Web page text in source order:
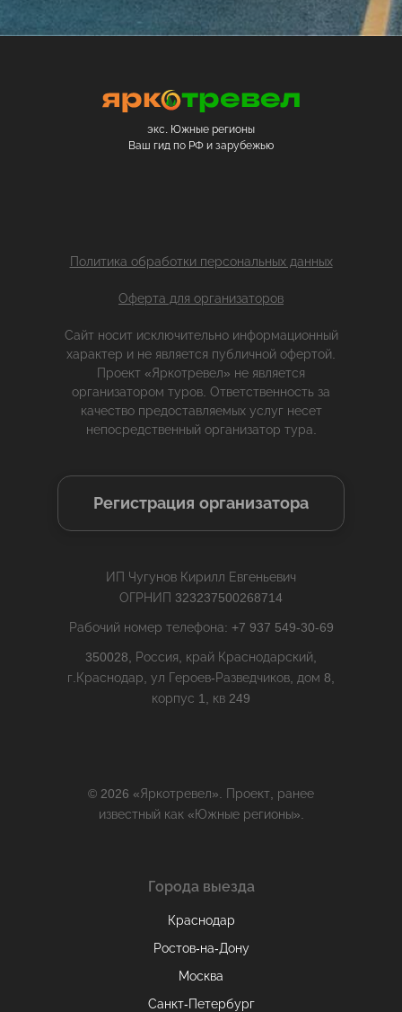
экс. Южные регионы
Ваш гид по РФ и зарубежью
Политика обработки персональных данных
Оферта для организаторов
Сайт носит исключительно информационный
характер и не является публичной офертой.
Проект «Яркотревел» не является
организатором туров. Ответственность за
качество предоставляемых услуг несет
непосредственный организатор тура.
Регистрация организатора
ИП Чугунов Кирилл Евгеньевич
ОГРНИП 323237500268714
Рабочий номер телефона: +7 937 549-30-69
350028, Россия, край Краснодарский,
г.Краснодар, ул Героев-Разведчиков, дом 8,
корпус 1, кв 249
© 2026 «Яркотревел». Проект, ранее
известный как «Южные регионы».
Города выезда
Краснодар
Ростов-на-Дону
Москва
Санкт-Петербург